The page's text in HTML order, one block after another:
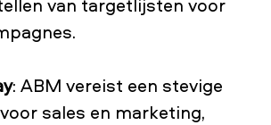
: ABM vereist een stevige
sales en marketing,